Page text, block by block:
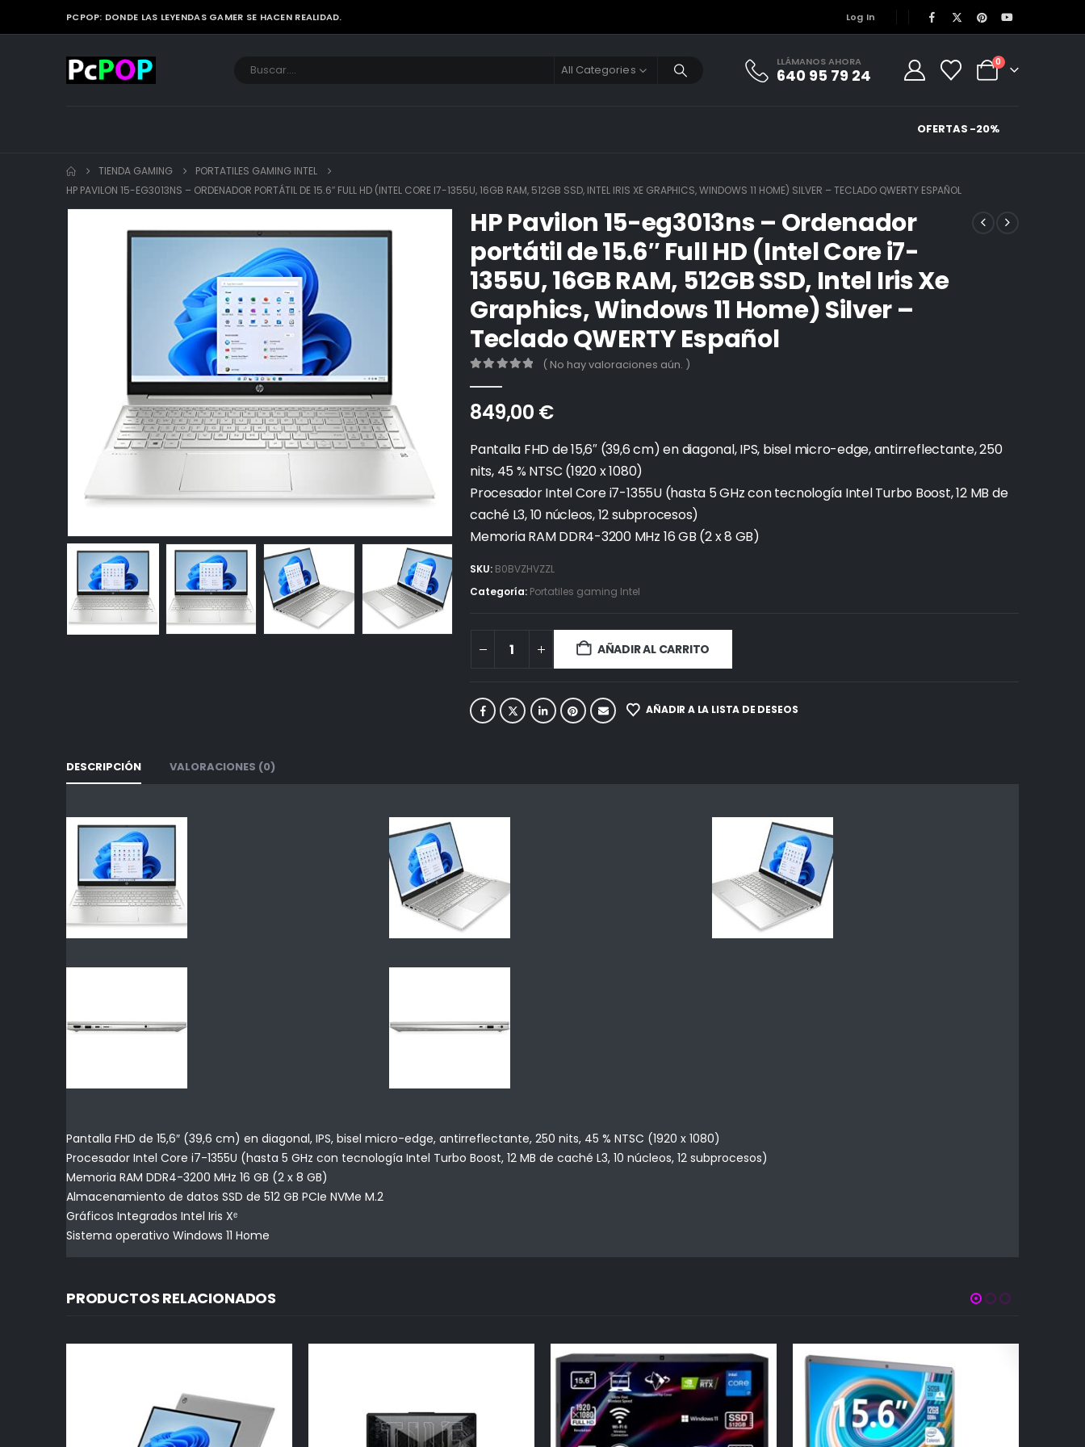
PCPOP: DONDE LAS LEYENDAS GAMER SE HACEN REALIDAD. Log In
All Categories
LLÁMANOS AHORA
640 95 79 24
0
OFERTAS -20%
TIENDA GAMING
PORTATILES GAMING INTEL
HP PAVILON 15-EG3013NS – ORDENADOR PORTÁTIL DE 15.6″ FULL HD (INTEL CORE I7-1355U, 16GB RAM, 512GB SSD, INTEL IRIS XE GRAPHICS, WINDOWS 11 HOME) SILVER – TECLADO QWERTY ESPAÑOL
HP Pavilon 15-eg3013ns – Ordenador
portátil de 15.6″ Full HD (Intel Core i7-
1355U, 16GB RAM, 512GB SSD, Intel Iris Xe
Graphics, Windows 11 Home) Silver –
Teclado QWERTY Español
( No hay valoraciones aún. )
849,00 €
Pantalla FHD de 15,6″ (39,6 cm) en diagonal, IPS, bisel micro-edge, antirreflectante, 250
nits, 45 % NTSC (1920 x 1080)
Procesador Intel Core i7-1355U (hasta 5 GHz con tecnología Intel Turbo Boost, 12 MB de
caché L3, 10 núcleos, 12 subprocesos)
Memoria RAM DDR4-3200 MHz 16 GB (2 x 8 GB)
SKU: B0BVZHVZZL
Categoría: Portatiles gaming Intel
AÑADIR AL CARRITO
AÑADIR A LA LISTA DE DESEOS
DESCRIPCIÓN VALORACIONES (0)
Pantalla FHD de 15,6″ (39,6 cm) en diagonal, IPS, bisel micro-edge, antirreflectante, 250 nits, 45 % NTSC (1920 x 1080)
Procesador Intel Core i7-1355U (hasta 5 GHz con tecnología Intel Turbo Boost, 12 MB de caché L3, 10 núcleos, 12 subprocesos)
Memoria RAM DDR4-3200 MHz 16 GB (2 x 8 GB)
Almacenamiento de datos SSD de 512 GB PCIe NVMe M.2
Gráficos Integrados Intel Iris Xᵉ
Sistema operativo Windows 11 Home
PRODUCTOS RELACIONADOS